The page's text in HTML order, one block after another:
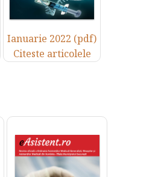
Ianuarie 2022 (pdf)
Citeste articolele